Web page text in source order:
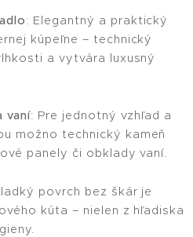
: Elegantný a praktický
kúpeľne – technický
a vytvára luxusný
vaní: Pre jednotný vzhľad a
možno technický kameň
panely či obklady vaní.
povrch bez škár je
kúta – nielen z hľadiska